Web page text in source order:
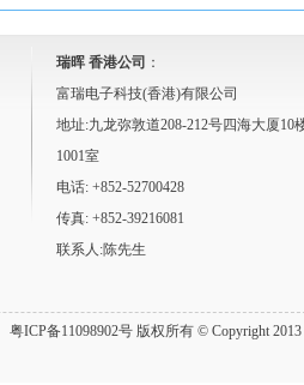
瑞晖 香港公司 ：
富瑞电子科技(香港)有限公司
地址:九龙弥敦道208-212号四海大厦10
1001室
电话: +852-52700428
传真: +852-39216081
联系人:陈先生
粤ICP备11098902号版权所有 © Copyright